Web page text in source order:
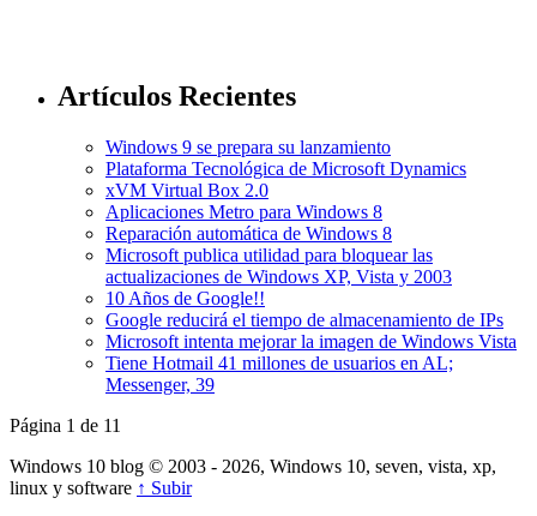
Artículos Recientes
Windows 9 se prepara su lanzamiento
Plataforma Tecnológica de Microsoft Dynamics
xVM Virtual Box 2.0
Aplicaciones Metro para Windows 8
Reparación automática de Windows 8
Microsoft publica utilidad para bloquear las
actualizaciones de Windows XP, Vista y 2003
10 Años de Google!!
Google reducirá el tiempo de almacenamiento de IPs
Microsoft intenta mejorar la imagen de Windows Vista
Tiene Hotmail 41 millones de usuarios en AL;
Messenger, 39
Página 1 de 11
Windows 10 blog © 2003 - 2026, Windows 10, seven, vista, xp,
linux y software ↑ Subir